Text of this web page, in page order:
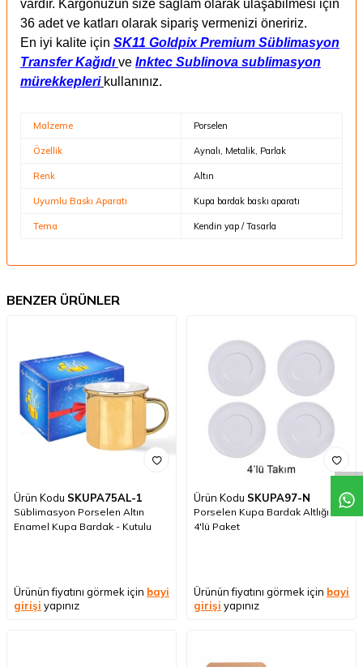
vardır. Kargonuzun size sağlam olarak ulaşabilmesi için
36 adet ve katları olarak sipariş vermenizi öneririz.
En iyi kalite için SK11 Goldpix Premium Süblimasyon
Transfer Kağıdı ve Inktec Sublinova sublimasyon
mürekkepleri kullanınız.
Malzeme Porselen
Özellik Aynalı, Metalik, Parlak
Renk Altın
Uyumlu Baskı Aparatı Kupa bardak baskı aparatı
Tema Kendin yap / Tasarla
BENZER ÜRÜNLER
Ürün Kodu SKUPA75AL-1
Süblimasyon Porselen Altın
Enamel Kupa Bardak - Kutulu
Ürünün fiyatını görmek için bayi
girişi yapınız
Ürün Kodu SKUPA97-N
Porselen Kupa Bardak Altlığı -
4'lü Paket
Ürünün fiyatını görmek için bayi
girişi yapınız